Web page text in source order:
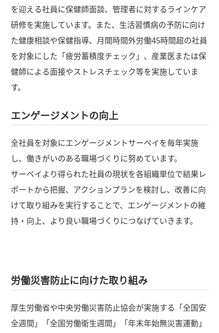
を迎える社員に保健師面談、管理者に対するラインケア
研修を実施しています。また、生活習慣病の予防に向け
た健康相談や保健指導、月間時間外労働45時間超の社員
を対象にした「疲労蓄積度チェック」、産業医または保
健師による面接やストレスチェック等を実施していま
す。
エンゲージメントの向上
全社員を対象にエンゲージメントサーベイを毎年実施
し、働きがいのある職場づくりに努めています。
サーベイより得られた社員の現状を各組織単位で結果レ
ポートから把握、アクションプランを検討し、改善に向
けて取り組みを実行することで、エンゲージメントの維
持・向上、より良い職場づくりにつなげていきます。
労働災害防止に向けた取り組み
厚生労働省や中央労働災害防止協会が実施する「全国安
全週間」「全国労働衛生週間」「年末年始無災害運動」